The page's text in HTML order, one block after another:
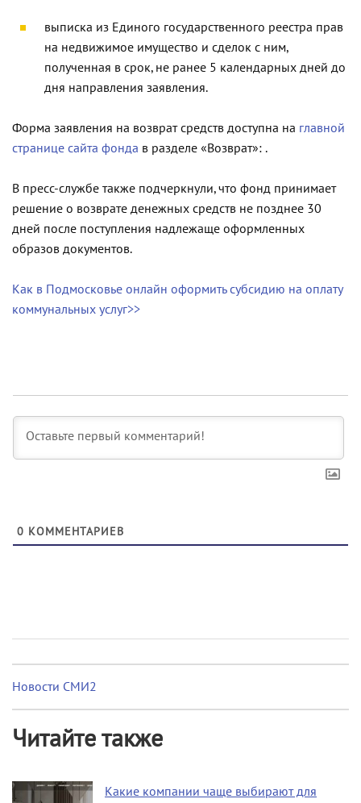
выписка из Единого государственного реестра прав
на недвижимое имущество и сделок с ним,
полученная в срок, не ранее 5 календарных дней до
дня направления заявления.
Форма заявления на возврат средств доступна на главной
странице сайта фонда в разделе «Возврат»: .
В пресс-службе также подчеркнули, что фонд принимает
решение о возврате денежных средств не позднее 30
дней после поступления надлежаще оформленных
образов документов.
Как в Подмосковье онлайн оформить субсидию на оплату
коммунальных услуг>>
0 КОММЕНТАРИЕВ
Новости СМИ2
Читайте также
Какие компании чаще выбирают для